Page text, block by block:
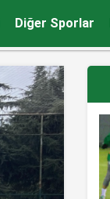
Diğer Sporlar